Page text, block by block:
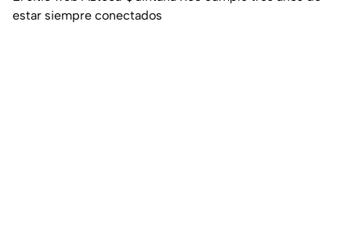
estar siempre conectados